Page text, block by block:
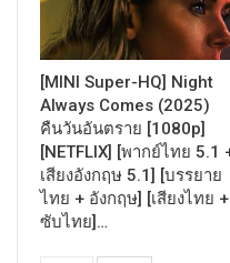
[MINI Super-HQ] Night
Always Comes (2025)
คืนวันอันตราย [1080p]
[NETFLIX] [พากย์ไทย 5.1
เสียงอังกฤษ 5.1] [บรรยาย
ไทย + อังกฤษ] [เสียงไทย +
ซับไทย]…